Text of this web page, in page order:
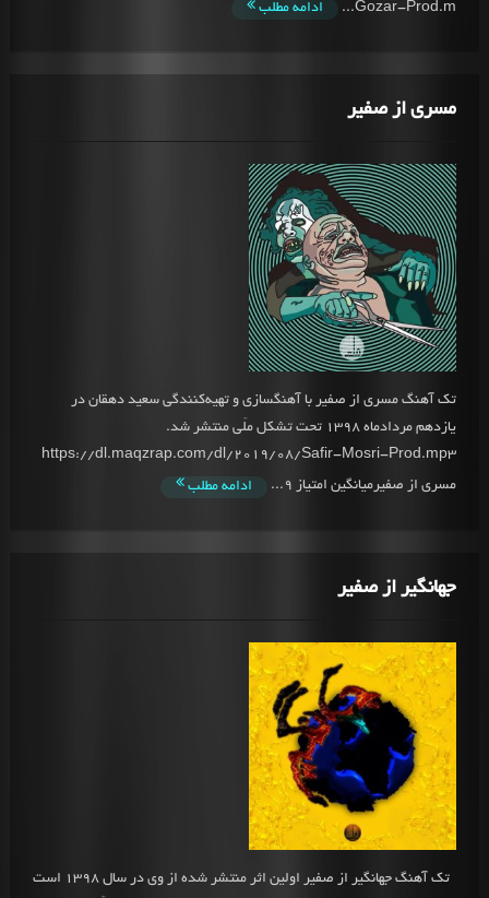
Gozar-Prod.m... ادامه مطلب
مسری از صفیر
تک آهنگ مسری از صفیر با آهنگسازی و تهیه‌کنندگی سعید دهقان در
یازدهم مردادماه 1398 تحت تشکل ملّی منتشر شد.
https://dl.maqzrap.com/dl/2019/08/Safir-Mosri-Prod.mp3
مسری از صفیرمیانگین امتیاز 9... ادامه مطلب
جهانگیر از صفیر
تک آهنگ جهانگیر از صفیر اولین اثر منتشر شده از وی در سال 1398 است